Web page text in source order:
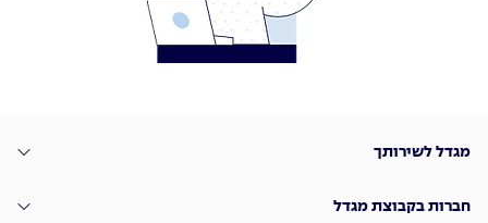
מגדל לשירותך
חברות בקבוצת מגדל